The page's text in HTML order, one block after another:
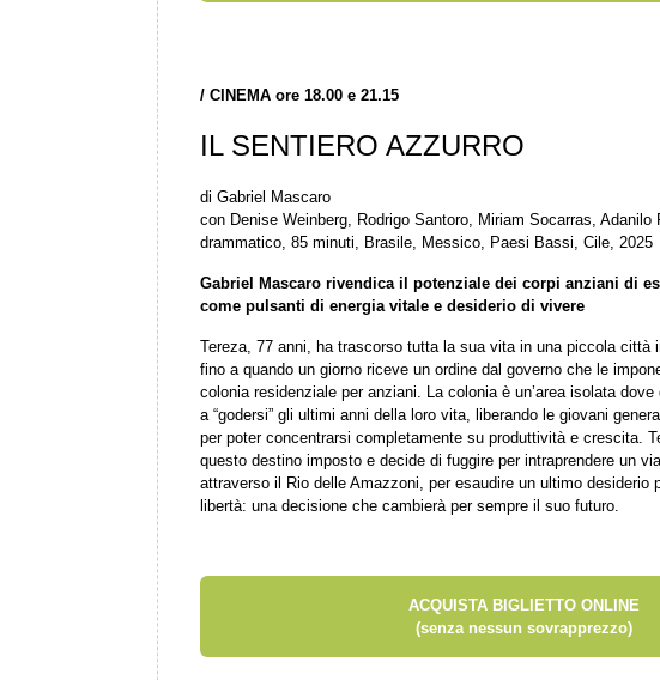
/ CINEMA ore 18.00 e 21.15
IL SENTIERO AZZURRO
di Gabriel Mascaro
con Denise Weinberg, Rodrigo Santoro, Miriam Socarras, Adanilo
drammatico, 85 minuti, Brasile, Messico, Paesi Bassi, Cile, 2025
Gabriel Mascaro rivendica il potenziale dei corpi anziani di
come pulsanti di energia vitale e desiderio di vivere
Tereza, 77 anni, ha trascorso tutta la sua vita in una piccola città
fino a quando un giorno riceve un ordine dal governo che le
colonia residenziale per anziani. La colonia è un’area isolata
a “godersi” gli ultimi anni della loro vita, liberando le giovani
per poter concentrarsi completamente su produttività e crescita.
questo destino imposto e decide di fuggire per intraprendere un
attraverso il Rio delle Amazzoni, per esaudire un ultimo desiderio
libertà: una decisione che cambierà per sempre il suo futuro.
ACQUISTA BIGLIETTO ONLINE
(senza nessun sovrapprezzo)